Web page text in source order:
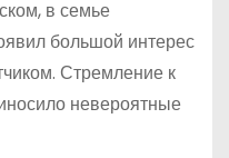
в семье
большой интерес
Стремление к
невероятные